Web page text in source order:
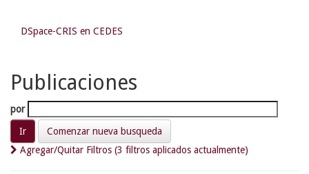
DSpace-CRIS en CEDES
Publicaciones
por
Comenzar nueva busqueda
Agregar/Quitar Filtros (3 filtros aplicados actualmente)